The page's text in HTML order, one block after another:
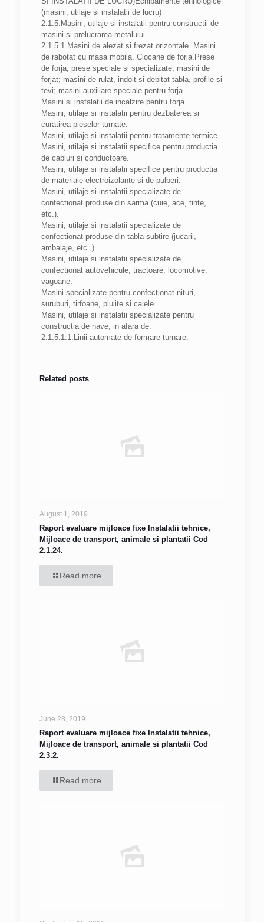
(masini, utilaje si instalatii de lucru)
2.1.5.Masini, utilaje si instalatii pentru constructii de
masini si prelucrarea metalului
2.1.5.1.Masini de alezat si frezat orizontale. Masini
de rabotat cu masa mobila. Ciocane de forja.Prese
de forja; prese speciale si specializate; masini de
forjat; masini de rulat, indoit si debitat tabla, profile si
tevi; masini auxiliare speciale pentru forja.
Masini si instalatii de incalzire pentru forja.
Masini, utilaje si instalatii pentru dezbaterea si
curatirea pieselor turnate.
Masini, utilaje si instalatii pentru tratamente termice.
Masini, utilaje si instalatii specifice pentru productia
de cabluri si conductoare.
Masini, utilaje si instalatii specifice pentru productia
de materiale electroizolante si de pulberi.
Masini, utilaje si instalatii specializate de
confectionat produse din sarma (cuie, ace, tinte,
etc.).
Masini, utilaje si instalatii specializate de
confectionat produse din tabla subtire (jucarii,
ambalaje, etc.,).
Masini, utilaje si instalatii specializate de
confectionat autovehicule, tractoare, locomotive,
vagoane.
Masini specializate pentru confectionat nituri,
suruburi, tirfoane, piulite si caiele.
Masini, utilaje si instalatii specializate pentru
constructia de nave, in afara de:
2.1.5.1.1.Linii automate de formare-turnare.
Related posts
August 1, 2019
Raport evaluare mijloace fixe Instalatii tehnice,
Mijloace de transport, animale si plantatii Cod
2.1.24.
Read more
June 28, 2019
Raport evaluare mijloace fixe Instalatii tehnice,
Mijloace de transport, animale si plantatii Cod
2.3.2.
Read more